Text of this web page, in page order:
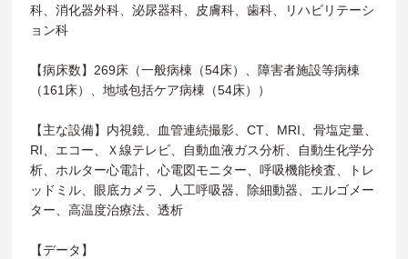
科、消化器外科、泌尿器科、皮膚科、歯科、リハビリテーシ
ョン科
【病床数】269床（一般病棟（54床）、障害者施設等病棟
（161床）、地域包括ケア病棟（54床））
【主な設備】内視鏡、血管連続撮影、CT、MRI、骨塩定量、
RI、エコー、Ｘ線テレビ、自動血液ガス分析、自動生化学分
析、ホルター心電計、心電図モニター、呼吸機能検査、トレ
ッドミル、眼底カメラ、人工呼吸器、除細動器、エルゴメー
ター、高温度治療法、透析
【データ】